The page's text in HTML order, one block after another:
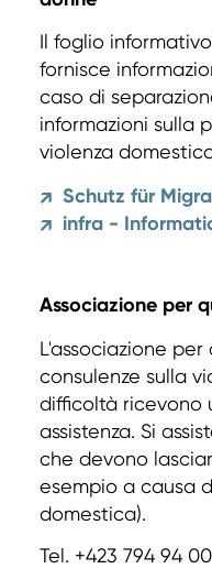
Il foglio
fornisce
caso di
informazioni sulla
violenza
↗ Schutz für
↗ infra - Informations-
Associazione per
L'associazione
consulenze sulla
difficoltà ricevono
assistenza. Si
che devono
esempio a causa
domestica).
Tel. +423 794 94 00